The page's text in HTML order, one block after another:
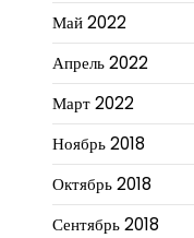
Май 2022
Апрель 2022
Март 2022
Ноябрь 2018
Октябрь 2018
Сентябрь 2018